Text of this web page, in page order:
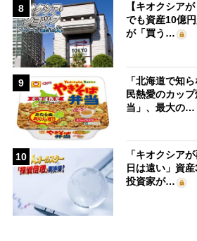
8
【キオクシア
でも資産10億
が「買う…
9
「北海道で知
民熱愛のカッ
当」、最大の…
10
「キオクシア
日は遠い」資
投資家が…